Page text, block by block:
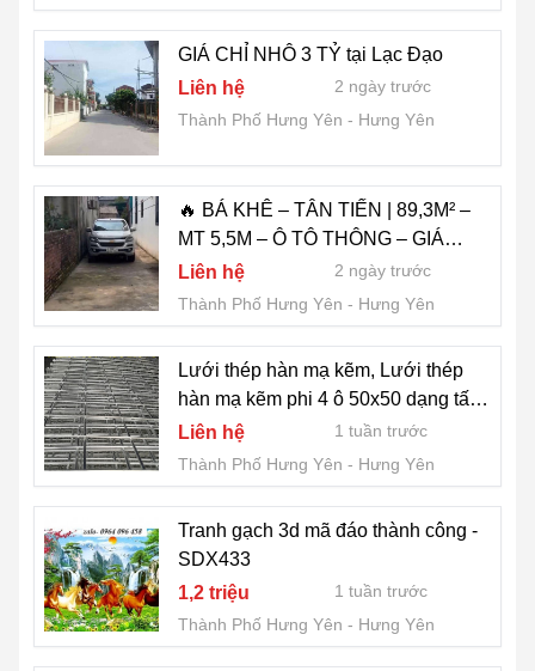
GIÁ CHỈ NHÔ 3 TỶ tại Lạc Đạo
Liên hệ
2 ngày trước
Thành Phố Hưng Yên
Hưng Yên
🔥 BÁ KHÊ – TÂN TIẾN | 89,3M² –
MT 5,5M – Ô TÔ THÔNG – GIÁ
NHỈNH 4,5 TỶ
Liên hệ
2 ngày trước
Thành Phố Hưng Yên
Hưng Yên
Lưới thép hàn mạ kẽm, Lưới thép
hàn mạ kẽm phi 4 ô 50x50 dạng tấm,
dạng cuộn hàng sẵn kho
Liên hệ
1 tuần trước
Thành Phố Hưng Yên
Hưng Yên
Tranh gạch 3d mã đáo thành công -
SDX433
1,2 triệu
1 tuần trước
Thành Phố Hưng Yên
Hưng Yên